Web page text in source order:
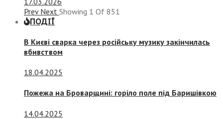
Prev Next Showing 1 Of 851
ПОДІЇ
В Києві сварка через російську музику закінчилась
вбивством
18.04.2025
Пожежа на Броварщині: горіло поле під Баришівкою
14.04.2025